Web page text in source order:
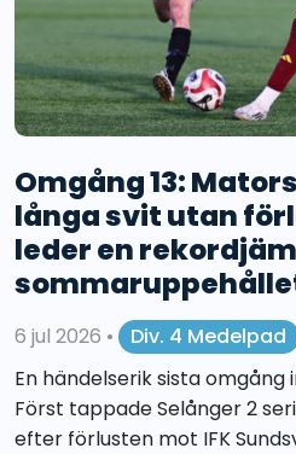
Omgång 13:
långa svit utan
leder en
6 jul 2026 •
Div. 4 Medelpad
En händelserik sista omgång
Först tappade Selånger 2
efter förlusten mot IFK